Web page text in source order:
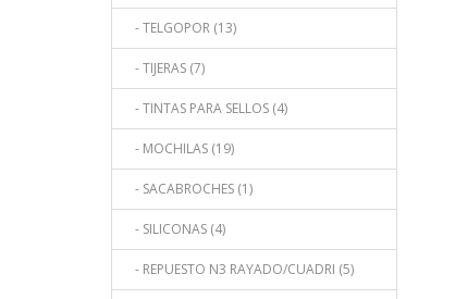
- TELGOPOR (13)
- TIJERAS (7)
- TINTAS PARA SELLOS (4)
- MOCHILAS (19)
- SACABROCHES (1)
- SILICONAS (4)
- REPUESTO N3 RAYADO/CUADRI (5)